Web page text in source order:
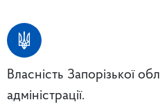
Власність Запорізької
адміністрації.